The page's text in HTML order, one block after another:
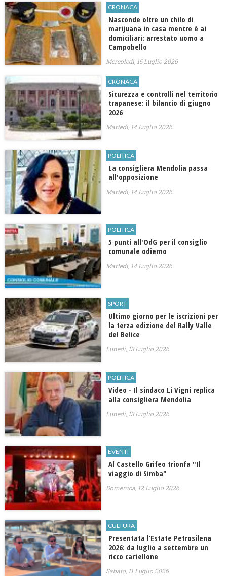
CRONACA
Nasconde oltre un chilo di
marijuana in casa mentre è ai
domiciliari: arrestato uomo a
Campobello
Mercoledì, 15 Luglio 2026
CRONACA
Sicurezza e controlli nel territorio
trapanese: il bilancio di giugno
2026
Martedì, 14 Luglio 2026
POLITICA
La consigliera Mendolia passa
all'opposizione
Martedì, 14 Luglio 2026
POLITICA
5 punti all'OdG per il consiglio
comunale odierno
Martedì, 14 Luglio 2026
SPORT
Ultimo giorno per le iscrizioni per
la terza edizione del Rally Valle
del Belice
Lunedì, 13 Luglio 2026
POLITICA
Video - Il sindaco Li Vigni replica
alla consigliera Mendolia
Lunedì, 13 Luglio 2026
EVENTI
​Al Castello Grifeo trionfa "Il
viaggio di Simba"
Domenica, 12 Luglio 2026
CULTURA
Presentata l’Estate Petrosilena
2026: da luglio a settembre un
ricco cartellone
Sabato, 11 Luglio 2026